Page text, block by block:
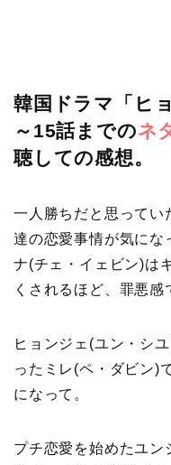
韓国ドラマ「ヒ
～15話までのネ
聴しての感想。
一人勝ちだと思ってい
達の恋愛事情が気にな
ナ(チェ・イェビン)は
くされるほど、罪悪感
ヒョンジェ(ユン・シ
ったミレ(ペ・ダビン)
になって。
プチ恋愛を始めたユン